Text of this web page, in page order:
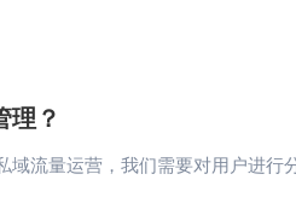
理？
流量运营，我们需要对用户进行